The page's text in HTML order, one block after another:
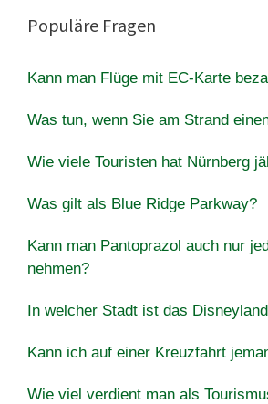
Populäre Fragen
Kann man Flüge mit EC-Karte
Was tun, wenn Sie am Strand
Wie viele Touristen hat Nürnberg
Was gilt als Blue Ridge Parkway?
Kann man Pantoprazol auch nur
nehmen?
In welcher Stadt ist das
Kann ich auf einer Kreuzfahrt
Wie viel verdient man als